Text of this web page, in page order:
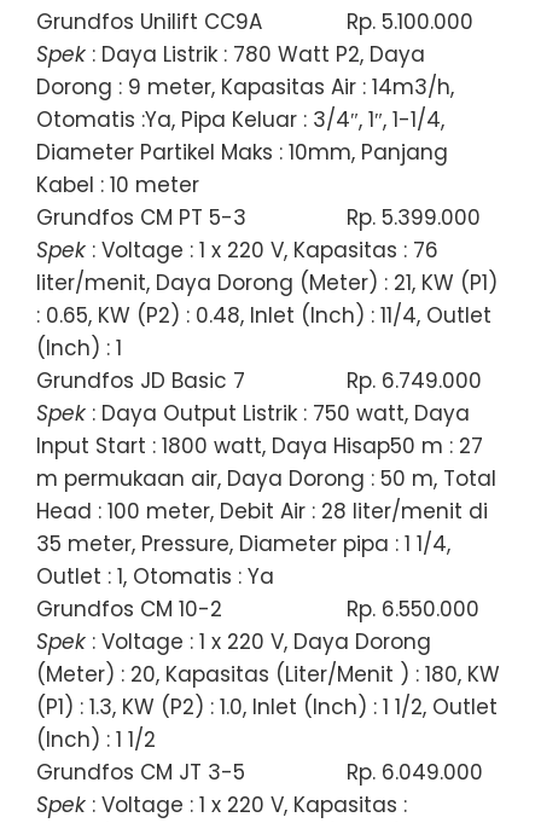
Grundfos Unilift CC9A
Rp. 5.100.000
Spek : Daya Listrik : 780 Watt P2, Daya
Dorong : 9 meter, Kapasitas Air : 14m3/h,
Otomatis :Ya, Pipa Keluar : 3/4″, 1″, 1-1/4,
Diameter Partikel Maks : 10mm, Panjang
Kabel : 10 meter
Grundfos CM PT 5-3
Rp. 5.399.000
Spek : Voltage : 1 x 220 V, Kapasitas : 76
liter/menit, Daya Dorong (Meter) : 21, KW (P1)
: 0.65, KW (P2) : 0.48, Inlet (Inch) : 11/4, Outlet
(Inch) : 1
Grundfos JD Basic 7
Rp. 6.749.000
Spek : Daya Output Listrik : 750 watt, Daya
Input Start : 1800 watt, Daya Hisap50 m : 27
m permukaan air, Daya Dorong : 50 m, Total
Head : 100 meter, Debit Air : 28 liter/menit di
35 meter, Pressure, Diameter pipa : 1 1/4,
Outlet : 1, Otomatis : Ya
Grundfos CM 10-2
Rp. 6.550.000
Spek : Voltage : 1 x 220 V, Daya Dorong
(Meter) : 20, Kapasitas (Liter/Menit ) : 180, KW
(P1) : 1.3, KW (P2) : 1.0, Inlet (Inch) : 1 1/2, Outlet
(Inch) : 1 1/2
Grundfos CM JT 3-5
Rp. 6.049.000
Spek : Voltage : 1 x 220 V, Kapasitas :